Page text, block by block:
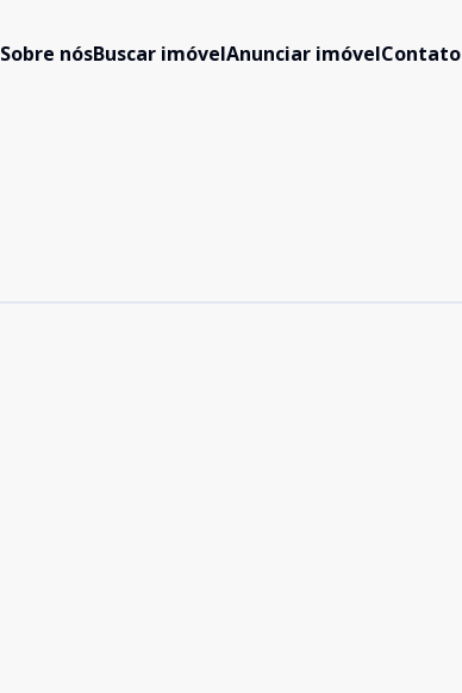
Sobre nósBuscar imóvelAnunciar imóvelContato